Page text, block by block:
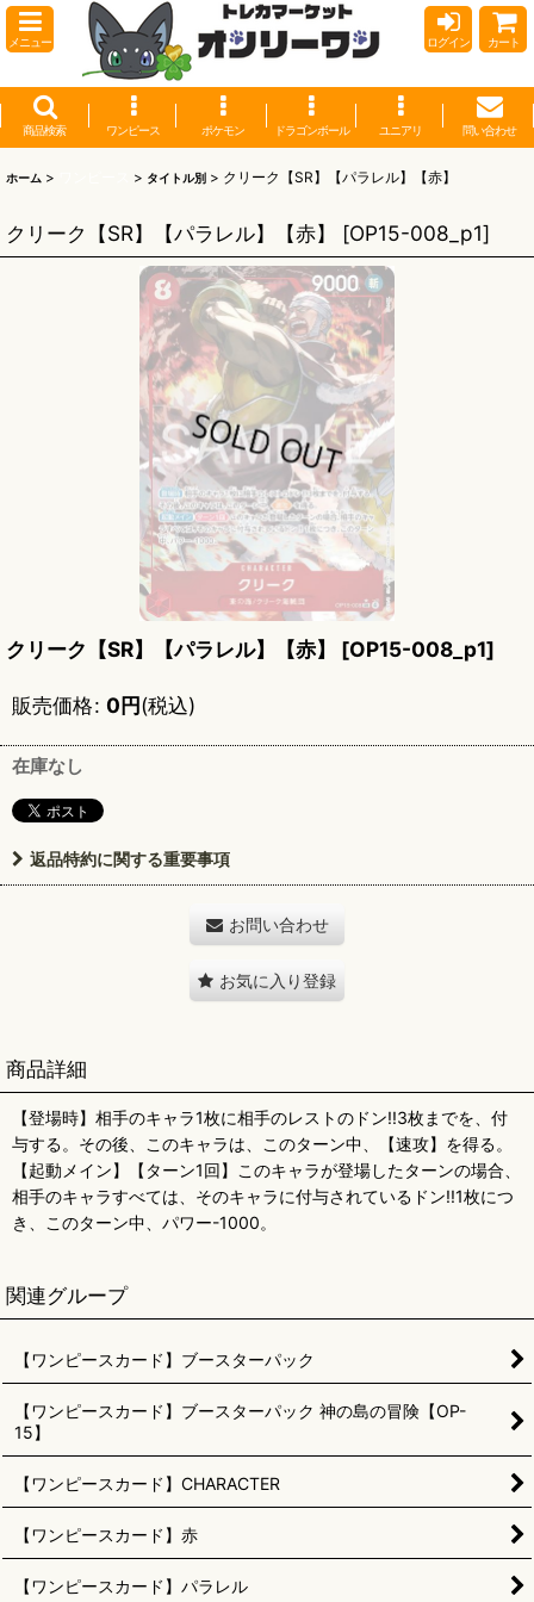
メニュー ログイン カート
商品検索 ワンピース ポケモン ドラゴンボール ユニアリ 問い合わせ
ホーム > > タイトル別 > クリーク【SR】【パラレル】【赤】
クリーク【SR】【パラレル】【赤】 [OP15-008_p1]
クリーク【SR】【パラレル】【赤】 [OP15-008_p1]
販売価格: 0円(税込)
在庫なし
返品特約に関する重要事項
お問い合わせ
お気に入り登録
商品詳細
【登場時】相手のキャラ1枚に相手のレストのドン!!3枚までを、付
与する。その後、このキャラは、このターン中、【速攻】を得る。
【起動メイン】【ターン1回】このキャラが登場したターンの場合、
相手のキャラすべては、そのキャラに付与されているドン!!1枚につ
き、このターン中、パワー-1000。
関連グループ
【ワンピースカード】ブースターパック
【ワンピースカード】ブースターパック 神の島の冒険【OP-
15】
【ワンピースカード】CHARACTER
【ワンピースカード】赤
【ワンピースカード】パラレル